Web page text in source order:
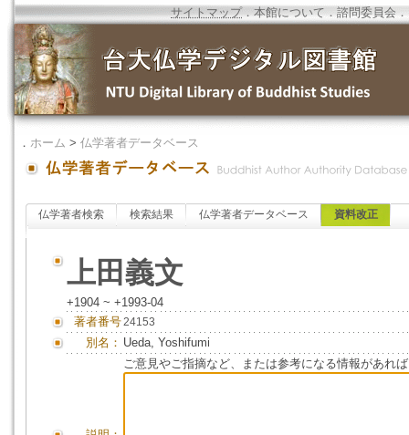
サイトマップ．本館について ．諮問委員会 ．
． ホーム > 仏学著者データベース
仏学著者検索 検索結果 仏学著者データベース 資料改正
上田義文
+1904 ~ +1993-04
著者番号24153
別名： Ueda, Yoshifumi
ご意見やご指摘など、または参考になる情報があれ